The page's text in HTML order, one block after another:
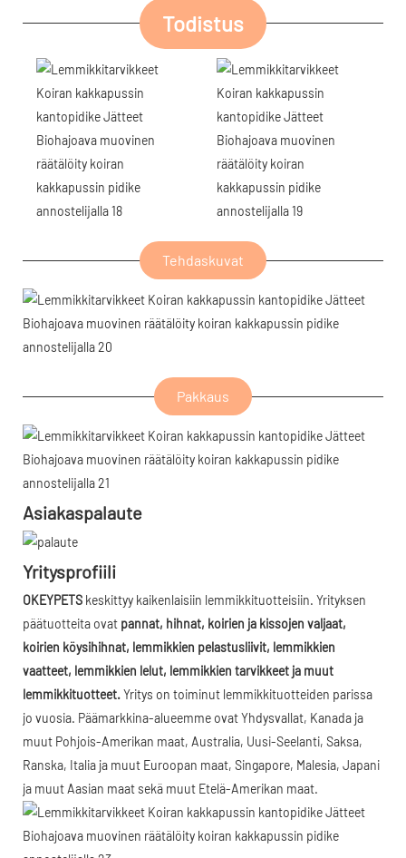
Todistus
Tehdaskuvat
Pakkaus
Asiakaspalaute
Yritysprofiili
OKEYPETS keskittyy kaikenlaisiin lemmikkituotteisiin. Yrityksen
päätuotteita ovat pannat, hihnat, koirien ja kissojen valjaat,
koirien köysihihnat, lemmikkien pelastusliivit, lemmikkien
vaatteet, lemmikkien lelut, lemmikkien tarvikkeet ja muut
lemmikkituotteet.Yritys on toiminut lemmikkituotteiden parissa
jo vuosia. Päämarkkina-alueemme ovat Yhdysvallat, Kanada ja
muut Pohjois-Amerikan maat, Australia, Uusi-Seelanti, Saksa,
Ranska, Italia ja muut Euroopan maat, Singapore, Malesia, Japani
ja muut Aasian maat sekä muut Etelä-Amerikan maat.